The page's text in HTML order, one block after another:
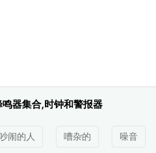
器集合,时钟和警报器
闹的人 嘈杂的 噪音